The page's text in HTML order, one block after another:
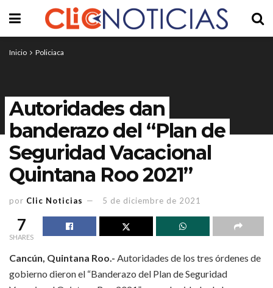
Inicio Policiaca
Autoridades dan
banderazo del “Plan de
Seguridad Vacacional
Quintana Roo 2021”
por Clic Noticias 5 de diciembre de 2021
7
SHARES
Cancún, Quintana Roo.- Autoridades de los tres órdenes de
gobierno dieron el “Banderazo del Plan de Seguridad